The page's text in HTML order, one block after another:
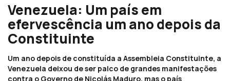
Venezuela: Um país em
efervescência um ano depois da
Constituinte
Um ano depois de constituída a Assembleia Constituinte, a
Venezuela deixou de ser palco de grandes manifestações
contra o Governo de Nicolás Maduro, mas o país